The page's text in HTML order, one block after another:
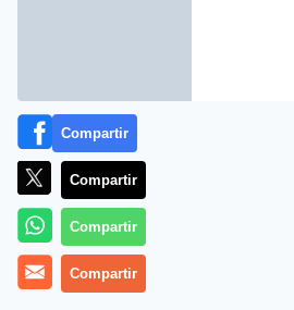
Más información
Compartir
Compartir
Compartir
Compartir